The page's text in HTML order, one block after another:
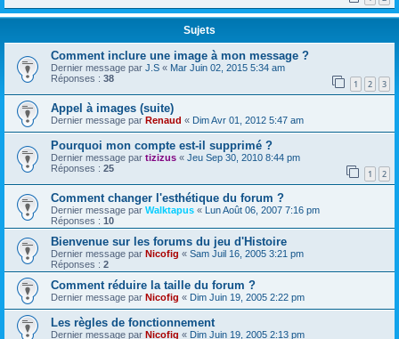
Sujets
Comment inclure une image à mon message ?
Dernier message par J.S « Mar Juin 02, 2015 5:34 am
Réponses : 38 1 2 3
Appel à images (suite)
Dernier message par Renaud « Dim Avr 01, 2012 5:47 am
Pourquoi mon compte est-il supprimé ?
Dernier message par tizizus « Jeu Sep 30, 2010 8:44 pm
Réponses : 25 1 2
Comment changer l'esthétique du forum ?
Dernier message par Walktapus « Lun Août 06, 2007 7:16 pm
Réponses : 10
Bienvenue sur les forums du jeu d'Histoire
Dernier message par Nicofig « Sam Juil 16, 2005 3:21 pm
Réponses : 2
Comment réduire la taille du forum ?
Dernier message par Nicofig « Dim Juin 19, 2005 2:22 pm
Les règles de fonctionnement
Dernier message par Nicofig « Dim Juin 19, 2005 2:13 pm